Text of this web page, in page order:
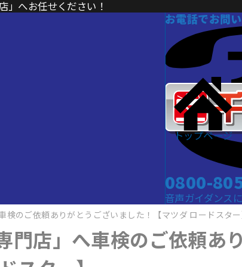
」へお任せください！
お電話でお問
0800-
音声ガイダンス
トップページ
検のご依頼ありがとうございました！【マツダ ロードスター
門店」へ車検のご依頼あ